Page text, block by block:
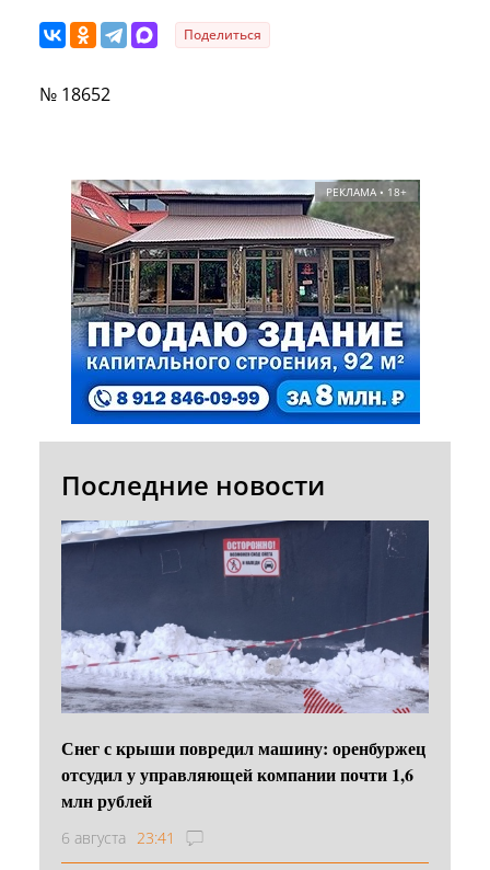
Поделиться
№ 18652
РЕКЛАМА • 18+
Последние новости
Снег с крыши повредил машину: оренбуржец
отсудил у управляющей компании почти 1,6
млн рублей
6 августа 23:41